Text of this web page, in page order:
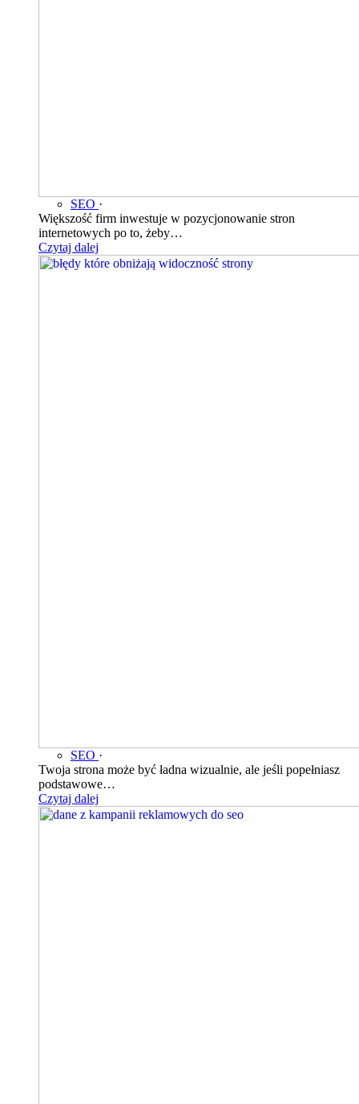
SEO ·
Większość firm inwestuje w pozycjonowanie stron
internetowych po to, żeby…
Czytaj dalej
SEO ·
Twoja strona może być ładna wizualnie, ale jeśli popełniasz
podstawowe…
Czytaj dalej